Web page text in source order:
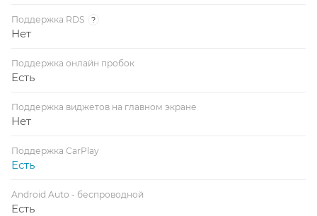
Поддержка RDS ?
Нет
Поддержка онлайн пробок
Есть
Поддержка виджетов на главном экране
Нет
Поддержка CarPlay
Есть
Android Auto - беспроводной
Есть